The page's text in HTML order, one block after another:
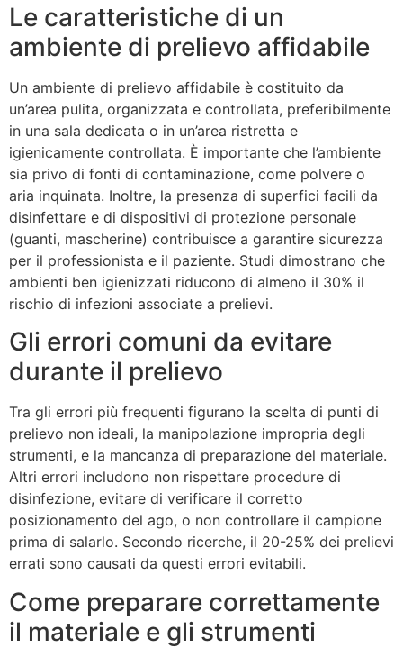
Le caratteristiche di un
ambiente di prelievo affidabile
Un ambiente di prelievo affidabile è costituito da
un’area pulita, organizzata e controllata, preferibilmente
in una sala dedicata o in un’area ristretta e
igienicamente controllata. È importante che l’ambiente
sia privo di fonti di contaminazione, come polvere o
aria inquinata. Inoltre, la presenza di superfici facili da
disinfettare e di dispositivi di protezione personale
(guanti, mascherine) contribuisce a garantire sicurezza
per il professionista e il paziente. Studi dimostrano che
ambienti ben igienizzati riducono di almeno il 30% il
rischio di infezioni associate a prelievi.
Gli errori comuni da evitare
durante il prelievo
Tra gli errori più frequenti figurano la scelta di punti di
prelievo non ideali, la manipolazione impropria degli
strumenti, e la mancanza di preparazione del materiale.
Altri errori includono non rispettare procedure di
disinfezione, evitare di verificare il corretto
posizionamento del ago, o non controllare il campione
prima di salarlo. Secondo ricerche, il 20-25% dei prelievi
errati sono causati da questi errori evitabili.
Come preparare correttamente
il materiale e gli strumenti